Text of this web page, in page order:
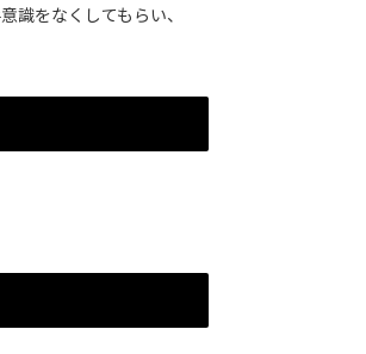
をなくしてもらい、